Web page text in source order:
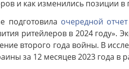
и как изменились позиции в
подготовила очередной отчет
ритейлеров в 2024
второго года войны. В
за 12 месяцев 2023 года в